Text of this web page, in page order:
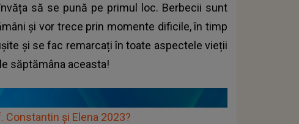
să se pună pe primul loc. Berbecii sunt
și vor trece prin momente dificile, în timp
și se fac remarcați în toate aspectele vieții
săptămâna aceasta!
și Elena 2023?